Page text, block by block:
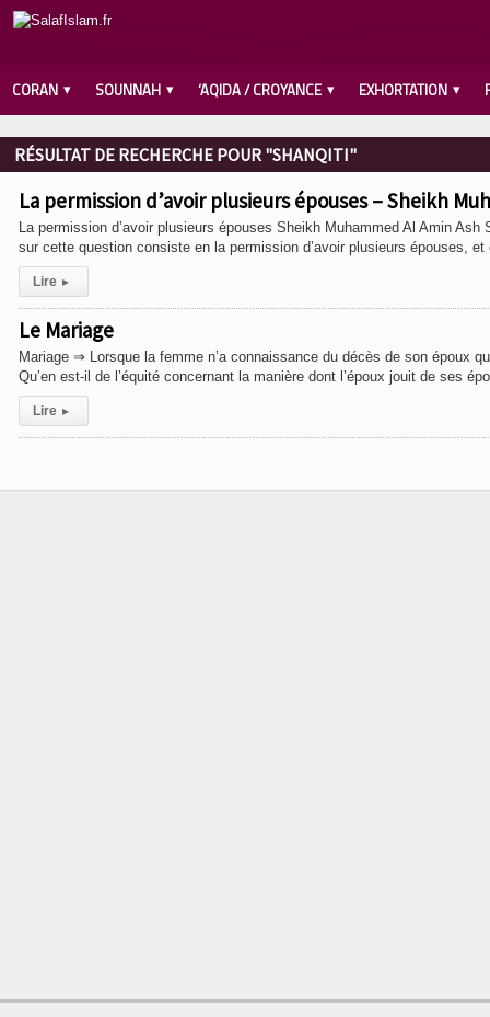
CORAN SOUNNAH ‘AQIDA / CROYANCE EXHORTATION
RÉSULTAT DE RECHERCHE POUR "SHANQITI"
La permission d’avoir plusieurs épouses – Sheikh
La permission d’avoir plusieurs épouses Sheikh Muhammed Al Amin
sur cette question consiste en la permission d’avoir plusieurs épouses,
Lire ▸
Le Mariage
Mariage ⇒ Lorsque la femme n’a connaissance du décès de son époux
Qu’en est-il de l’équité concernant la manière dont l’époux jouit de ses
Lire ▸